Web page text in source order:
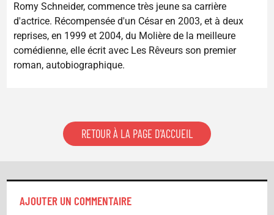
Romy Schneider, commence très jeune sa carrière
d'actrice. Récompensée d'un César en 2003, et à deux
reprises, en 1999 et 2004, du Molière de la meilleure
comédienne, elle écrit avec Les Rêveurs son premier
roman, autobiographique.
RETOUR À LA PAGE D'ACCUEIL
AJOUTER UN COMMENTAIRE